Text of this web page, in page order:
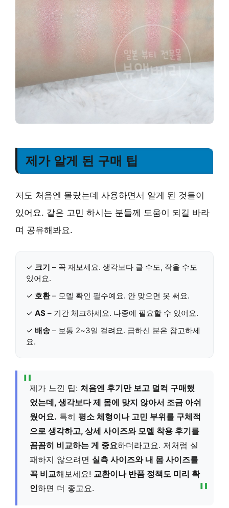
제가 알게 된 구매 팁
저도 처음엔 몰랐는데 사용하면서 알게 된 것들이
있어요. 같은 고민 하시는 분들께 도움이 되길 바라
며 공유해봐요.
✓ 크기 – 꼭 재보세요. 생각보다 클 수도, 작을 수도
있어요.
✓ 호환– 모델 확인 필수예요. 안 맞으면 못 써요.
✓ AS – 기간 체크하세요. 나중에 필요할 수 있어요.
✓ 배송 – 보통 2~3일 걸려요. 급하신 분은 참고하세
요.
제가 느낀 팁: 처음엔 후기만 보고 덜컥 구매했
었는데, 생각보다 제 몸에 맞지 않아서 조금 아쉬
웠어요. 특히 평소 체형이나 고민 부위를 구체적
으로 생각하고, 상세 사이즈와 모델 착용 후기를
꼼꼼히 비교하는 게 중요하더라고요. 저처럼 실
패하지 않으려면 실측 사이즈와 내 몸 사이즈를
꼭 비교해보세요! 교환이나 반품 정책도 미리 확
인하면 더 좋고요.